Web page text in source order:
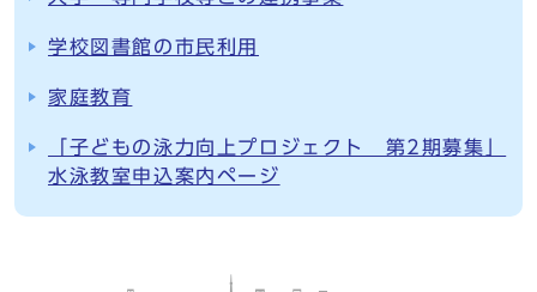
学校図書館の市民利用
家庭教育
「子どもの泳力向上プロジェクト 第2期募集」
水泳教室申込案内ページ